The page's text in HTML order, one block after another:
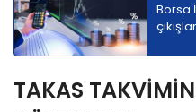
Borsa
TAKAS